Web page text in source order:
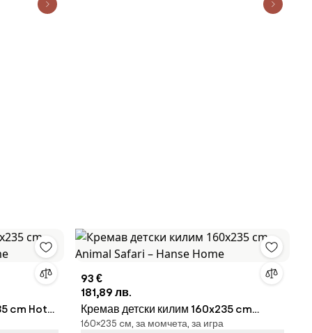
cm Hot
93 €
181,89 лв.
Кремав детски килим 160x235 cm
Animal Safari – Hanse Home
160×235 cм, за момчета, за игра